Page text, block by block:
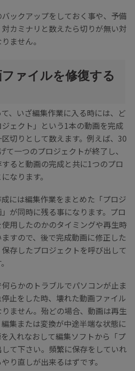
ックアップをしておく事や、予備
カミナリと数えたら切りが無い対
ません。
ァイルを修復する
、いざ編集作業に入る時には、ど
ェクト」という1本の動画を完成
切りとして数えます。例えば、30
て一つのプロジェクトが終了し、
ると動画の完成と共に1つのプロ
なります。
には編集作業をまとめた「プロジ
が同時に残る事になります。プロ
用したのかのタイミングや再生時
すので、後で完成動画に修正した
存したプロジェクトを呼び出して
らかのトラブルでパソコンが止ま
止をした時、壊れた動画ファイル
ません。殆どの場合、動画は再生
集または変換が中途半端な状態に
入れなおして編集ソフトから「プ
て下さい。頻繁に保存をしていれ
り直しが出来るはずです。